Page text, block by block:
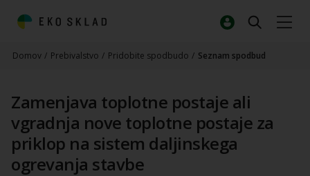
Domov / Prebivalstvo / Pridobite spodbudo / Seznam spodbud
Zamenjava toplotne postaje ali
vgradnja nove toplotne postaje za
priklop na sistem daljinskega
ogrevanja stavbe